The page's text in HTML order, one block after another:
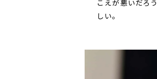
こえが悪いだろ
しい。